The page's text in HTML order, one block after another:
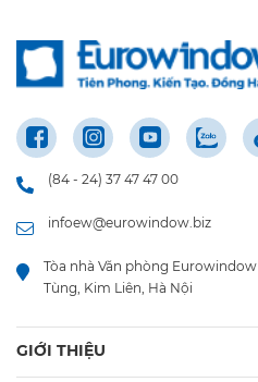
(84 - 24) 37 47 47 00
infoew@eurowindow.biz
Tòa nhà Văn phòng
Tùng, Kim Liên, Hà Nội
GIỚI THIỆU